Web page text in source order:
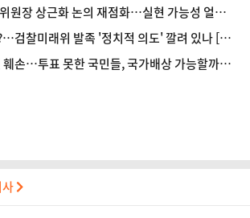
원장 상근화 논의 재점화…실현 가능성 얼마
니 729]
검찰미래위 발족 '정치적 의도' 깔려 있나 [법
훼손…투표 못한 국민들, 국가배상 가능할까